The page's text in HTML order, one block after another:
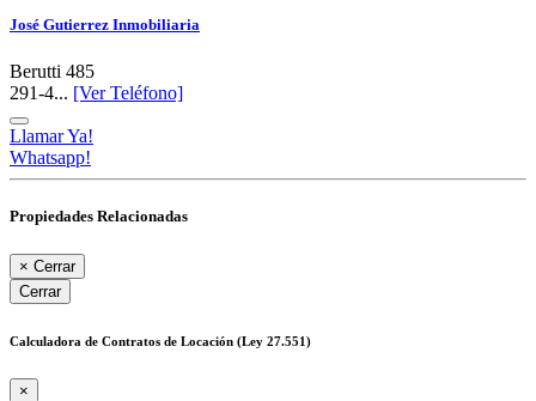
José Gutierrez Inmobiliaria
Berutti 485
291-4... [Ver Teléfono]
Llamar Ya!
Whatsapp!
Propiedades Relacionadas
× Cerrar
Cerrar
Calculadora de Contratos de Locación (Ley 27.551)
×